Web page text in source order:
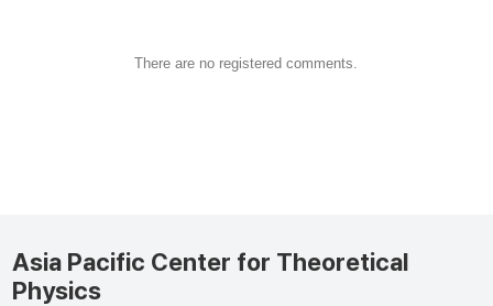
There are no registered comments.
Asia Pacific Center for Theoretical
Physics